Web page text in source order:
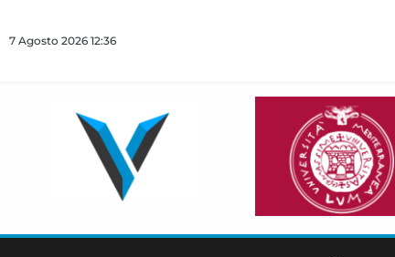
7 Agosto 2026 12:36